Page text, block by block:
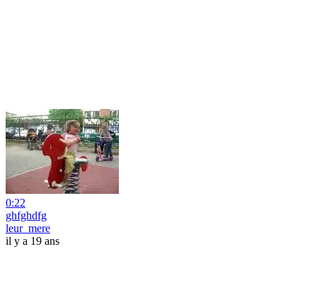
0:22
ghfghdfg
leur_mere
il y a 19 ans